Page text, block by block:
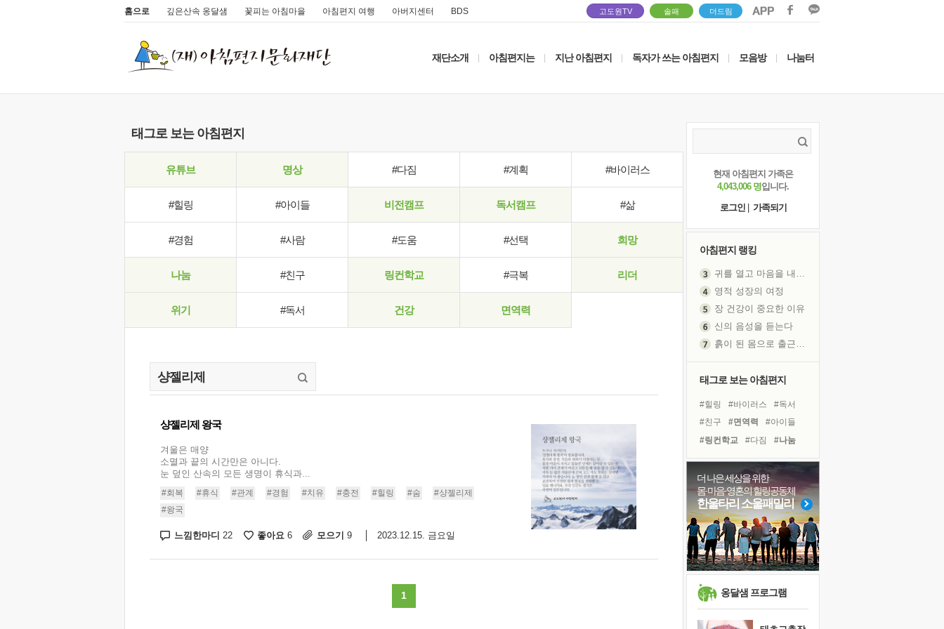
홈으로 깊은산속 옹달샘 꽃피는 아침마을 아침편지 여행 아버지센터 BDS 고도원TV 솔패 더드림
재단소개 아침편지는 지난 아침편지 독자가 쓰는 아침편지 모음방 나눔터
태그로 보는 아침편지
유튜브 명상 #다짐 #계획 #바이러스
#힐링 #아이들 비전캠프 독서캠프 #삶
#경험 #사람 #도움 #선택 희망
나눔 #친구 링컨학교 #극복 리더
위기 #독서 건강 면역력
샹젤리제 왕국
겨울은 매양
소멸과 끝의 시간만은 아니다.
눈 덮인 산속의 모든 생명이 휴식과...
#회복 #휴식 #관계 #경험 #치유 #충전 #힐링 #숨
#샹젤리제
#왕국
느낌한마디 22 좋아요 6 모으기 9 2023.12.15. 금요일
1
현재 아침편지 가족은
4,043,006 명입니다.
로그인
가족되기
아침편지 랭킹
귀를 열고 마음을 내어주고
영적 성장의 여정
장 건강이 중요한 이유
신의 음성을 듣는다
흙이 된 몸으로 출근하는 여자
졸업식 사진을 보며
아픈 아버지를 위한 공간 설계
극심한 변비, 어깨결림, 수면 장애
보고 싶은 어머니
유년 시절의 부산 영도 바다
못된 꼰대들
거울 속의 나
희망이란
'모른다'는 것
태그로 보는 아침편지
#힐링 #바이러스
#독서
#친구
#면역력
#아이들
#링컨학교
#다짐
#나눔
#희망
#극복
#도움
#사람
#비전캠프
#위기
#경험
#선택
#계획
#건강
#리더 #유튜브
더 나은 세상을 위한
몸·마음·영혼의 힐링공동체
한울타리 소울패밀리
옹달샘 프로그램